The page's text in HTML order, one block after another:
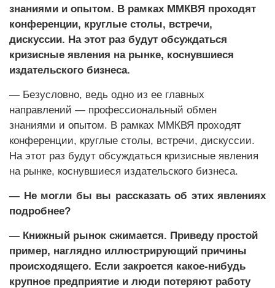
знаниями и опытом. В рамках ММКВЯ проходят
конференции, круглые столы, встречи,
дискуссии. На этот раз будут обсуждаться
кризисные явления на рынке, коснувшиеся
издательского бизнеса.
— Безусловно, ведь одно из ее главных
направлений — профессиональный обмен
знаниями и опытом. В рамках ММКВЯ проходят
конференции, круглые столы, встречи, дискуссии.
На этот раз будут обсуждаться кризисные явления
на рынке, коснувшиеся издательского бизнеса.
— Не могли бы вы рассказать об этих явлениях
подробнее?
— Книжный рынок сжимается. Приведу простой
пример, наглядно иллюстрирующий при­чины
происходящего. Если закроется какое-­нибудь
крупное предприятие и люди потеряют работу